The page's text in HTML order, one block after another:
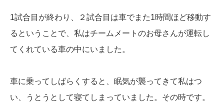
1試合目が終わり、２試合目は車でまた1時間ほど移動す
るということで、私はチームメートのお母さんが運転し
てくれている車の中にいました。
車に乗ってしばらくすると、眠気が襲ってきて私はつ
い、うとうとして寝てしまっていました。その時です。